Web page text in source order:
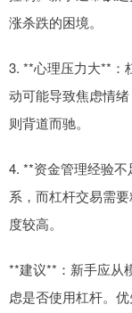
涨杀跌的困境。
3. **心理压力大**：
动可能导致焦虑情
则背道而驰。
4. **资金管理经验
系，而杠杆交易需
度较高。
**建议**：新手应从
虑是否使用杠杆。